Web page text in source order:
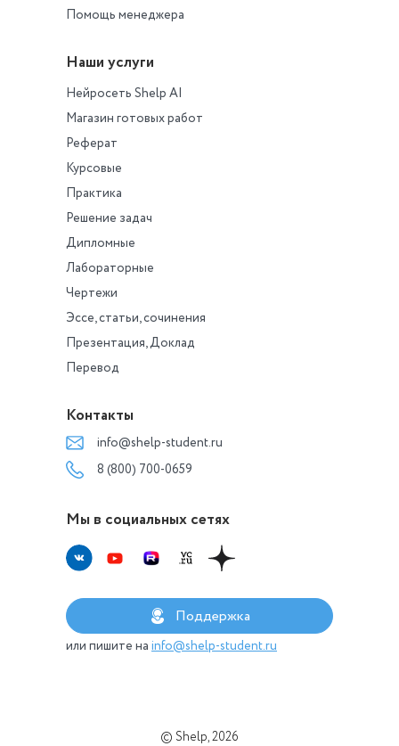
Помощь менеджера
Наши услуги
Нейросеть Shelp AI
Магазин готовых работ
Реферат
Курсовые
Практика
Решение задач
Дипломные
Лабораторные
Чертежи
Эссе, статьи, сочинения
Презентация, Доклад
Перевод
Контакты
info@shelp-student.ru
8 (800) 700-0659
Мы в социальных сетях
Поддержка
или пишите на info@shelp-student.ru
© Shelp, 2026